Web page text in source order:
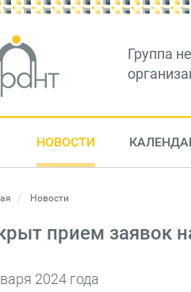
Группа
НОВОСТИ
Новости
прием заявок
2024 года